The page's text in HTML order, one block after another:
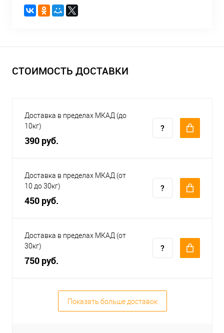
СТОИМОСТЬ ДОСТАВКИ
Доставка в пределах МКАД (до
10кг)
390 руб.
Доставка в пределах МКАД (от
10 до 30кг)
450 руб.
Доставка в пределах МКАД (от
30кг)
750 руб.
Показать больше доставок